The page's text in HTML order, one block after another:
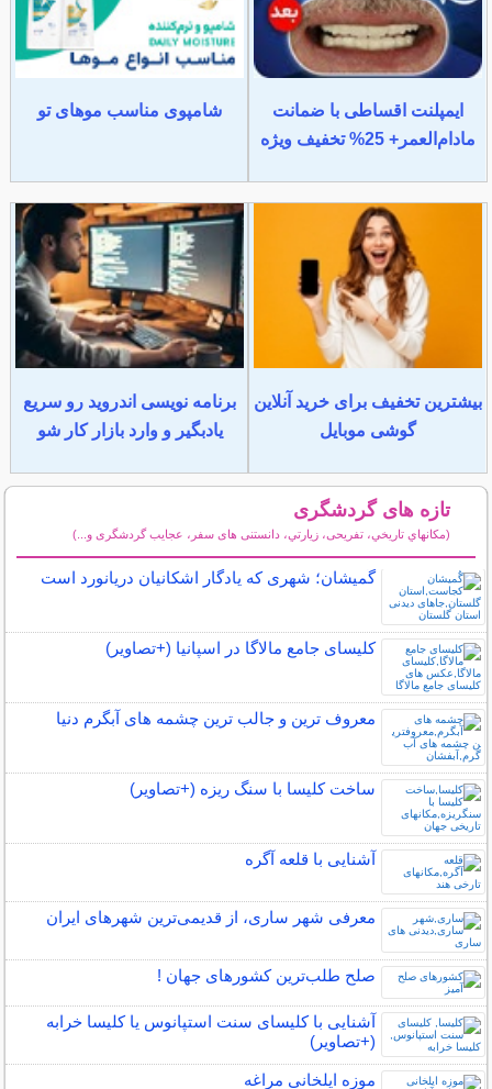
ایمپلنت اقساطی با ضمانت
مادام‌العمر+ 25% تخفیف ویژه
شامپوی مناسب موهای تو
بیشترین تخفیف برای خرید آنلاین
گوشی موبایل
برنامه نویسی اندروید رو سریع
یادبگیر و وارد بازار کار شو
تازه های گردشگری
(مكانهاي تاريخي، تفریحی، زيارتي، دانستنی های سفر، عجایب گردشگری و...)
گُمیشان؛ شهری که یادگار اشکانیان دریانورد است
کلیسای جامع مالاگا در اسپانیا (+تصاویر)
معروف ترین و جالب ترین چشمه های آبگرم دنیا
ساخت کلیسا با سنگ ریزه (+تصاویر)
آشنایی با قلعه آگره
معرفی شهر ساری، از قدیمی‌ترین شهرهای ایران
صلح‌ طلب‌ترین کشورهای جهان !
آشنایی با کلیسای سنت استپانوس یا کلیسا خرابه
(+تصاویر)
موزه ایلخانی مراغه